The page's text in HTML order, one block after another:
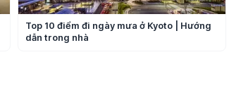
Top 10 điểm đi ngày mưa ở Kyoto | Hướng
dẫn trong nhà